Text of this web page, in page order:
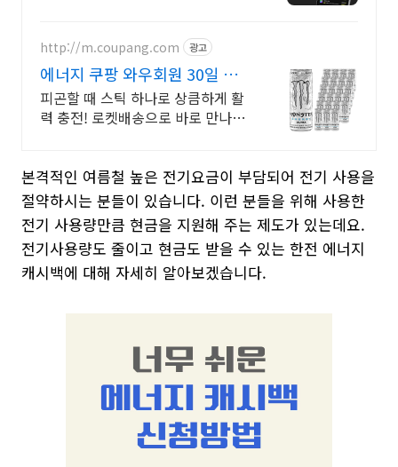
http://m.coupang.com 광고
에너지 쿠팡 와우회원 30일 반
품
피곤할 때 스틱 하나로 상큼하게 활
력 충전! 로켓배송으로 바로 만나세
지
본격적인 여름철 높은 전기요금이 부담되어 전기 사용을
절약하시는 분들이 있습니다. 이런 분들을 위해 사용한
전기 사용량만큼 현금을 지원해 주는 제도가 있는데요.
전기사용량도 줄이고 현금도 받을 수 있는 한전 에너지
캐시백에 대해 자세히 알아보겠습니다.